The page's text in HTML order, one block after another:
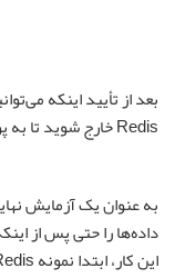
بعد از تأیید اینکه
Redis خارج شوید تا به پوسته برگردید:
داده‌ها را حتی پس از
این کار، ابتدا نمونه Redis را دوباره راه‌اندازی کنید: